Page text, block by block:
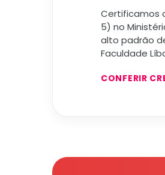
Certificamos
5) no
alto padrão
Faculdade
CONFERIR